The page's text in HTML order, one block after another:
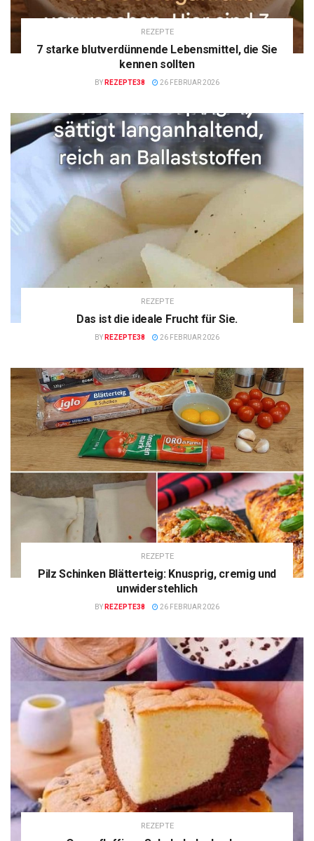
REZEPTE
7 starke blutverdünnende Lebensmittel, die Sie
kennen sollten
BY REZEPTE38 26 FEBRUAR 2026
REZEPTE
Das ist die ideale Frucht für Sie.
BY REZEPTE38 26 FEBRUAR 2026
REZEPTE
Pilz Schinken Blätterteig: Knusprig, cremig und
unwiderstehlich
BY REZEPTE38 26 FEBRUAR 2026
REZEPTE